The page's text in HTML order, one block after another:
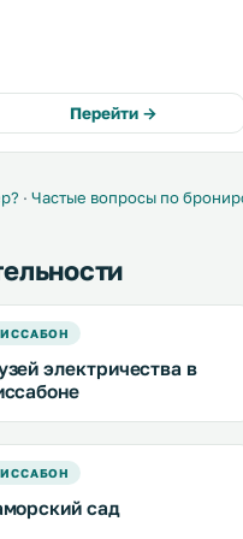
Перейти →
· Частые вопросы по
электричества в
сад